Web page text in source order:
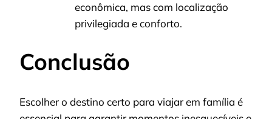
econômica, mas com localização
privilegiada e conforto.
Conclusão
Escolher o destino certo para viajar em família é